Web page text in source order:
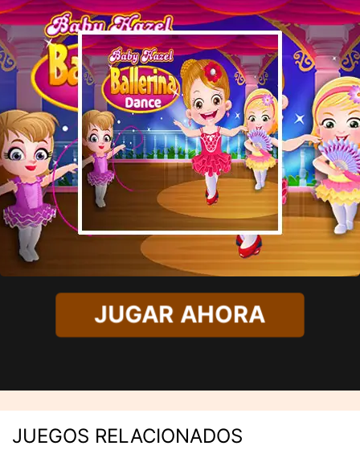
JUGAR AHORA
JUEGOS RELACIONADOS